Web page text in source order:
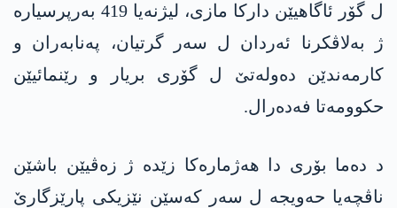
ل گۆر ئاگاهیێن دارکا مازی، لیژنەیا 419 بەرپرسیارە
ژ بەلاڤکرنا ئەردان ل سەر گرتیان، پەنابەران و
کارمەندێن دەولەتێ ل گۆری بریار و رێنمائیێن
حکوومەتا فەدەرال.
د دەما بۆری دا ھەژمارەکا زێدە ژ زەڤیێن باشێن
ناڤچەیا حەویجە ل سەر کەسێن نێزیکی پارێزگارێ